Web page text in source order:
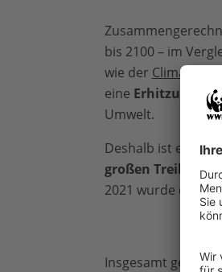
bis 2100 – im
wie der Climate
eine Erhitzung
Umwelt.
Deshalb ist es
großen
2021 wurde das
Insgesamt geben